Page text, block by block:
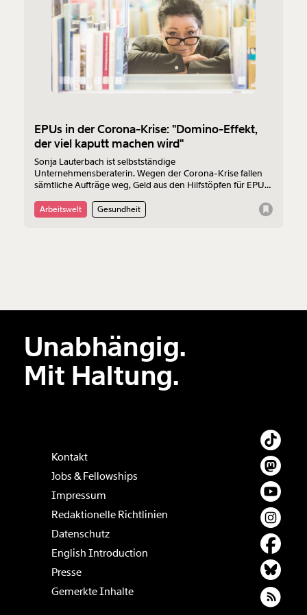
Weiter
1/3
EPUs in der Corona-Krise: "Domino-Effekt,
der viel kaputt machen wird"
Sonja Lauterbach ist selbstständige
Unternehmensberaterin. Wegen der Corona-Krise fallen
sämtliche Aufträge weg, Geld aus den Hilfstöpfen für EPUs
Und damit ist sie nicht alleine. Die Kriterien sind nämlich so
eng gefasst, dass die allermeisten keinen Anspruch auf
Arbeitswelt Gesundheit
Unabhängig.
Mit Haltung.
Kontakt
Jobs & Fellowships
Impressum
Redaktionelle Richtlinien
Datenschutz
English Introduction
Presse
Gemerkte Inhalte